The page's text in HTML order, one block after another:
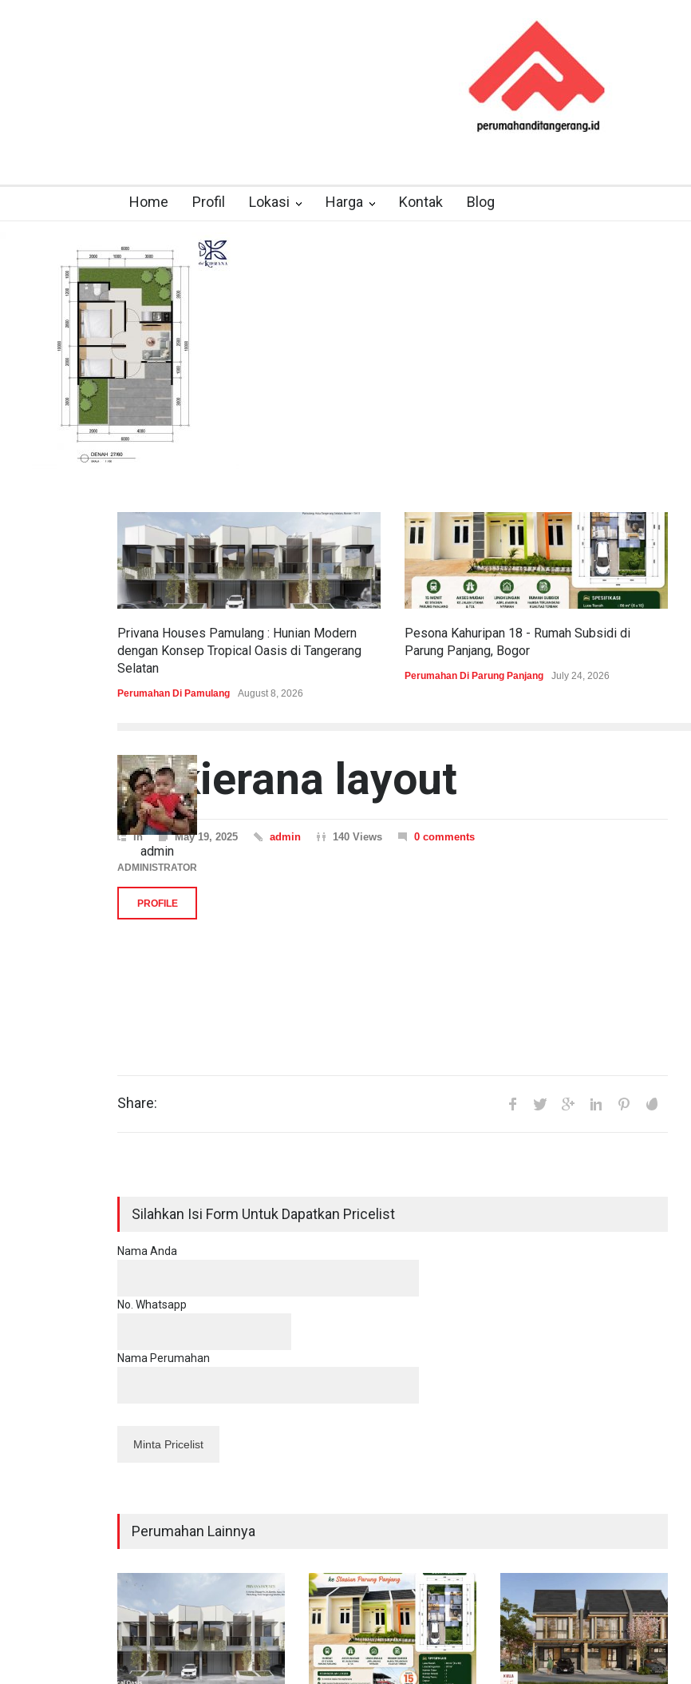
Home Profil Lokasi Harga Kontak Blog
Privana Houses Pamulang : Hunian Modern
dengan Konsep Tropical Oasis di Tangerang
Selatan
Perumahan Di Pamulang August 8, 2026
Pesona Kahuripan 18 - Rumah Subsidi di
Parung Panjang, Bogor
Perumahan Di Parung Panjang July 24, 2026
de kierana layout
In May 19, 2025 admin 140 Views 0 comments
admin
ADMINISTRATOR
PROFILE
Share:
Silahkan Isi Form Untuk Dapatkan Pricelist
Nama Anda
No. Whatsapp
Nama Perumahan
Perumahan Lainnya